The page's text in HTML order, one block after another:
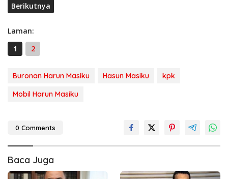
Berikutnya
Laman:
1
2
Buronan Harun Masiku Hasun Masiku
kpk
Mobil Harun Masiku
0 Comments
Baca Juga